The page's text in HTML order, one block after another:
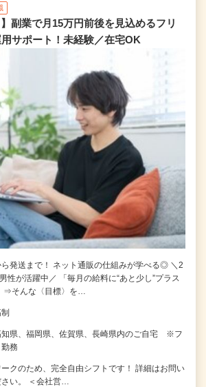
】副業で月15万円前後を見込めるフリ
サポート！未経験／在宅OK
発送まで！ ネット通販の仕組みが学べる◎ ＼2
性が活躍中／ 「毎月の給料に“あと少し”プラス
⇒そんな〈目標〉を…
知県、福岡県、佐賀県、長崎県内のご自宅 ※フ
務
ークのため、完全自由シフトです！ 詳細はお問い
い。 ＜会社営…